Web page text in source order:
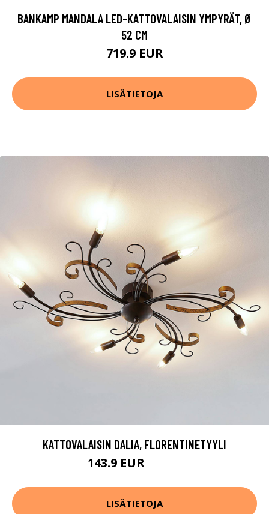
BANKAMP MANDALA LED-KATTOVALAISIN YMPYRÄT, Ø
52 CM
719.9 EUR
LISÄTIETOJA
KATTOVALAISIN DALIA, FLORENTINETYYLI
143.9 EUR
LISÄTIETOJA